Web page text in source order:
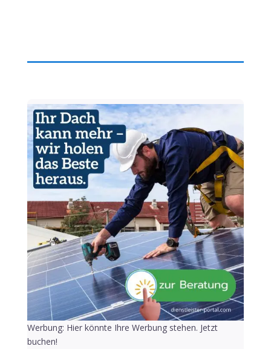
Werbung: Hier könnte Ihre Werbung stehen. Jetzt
buchen!